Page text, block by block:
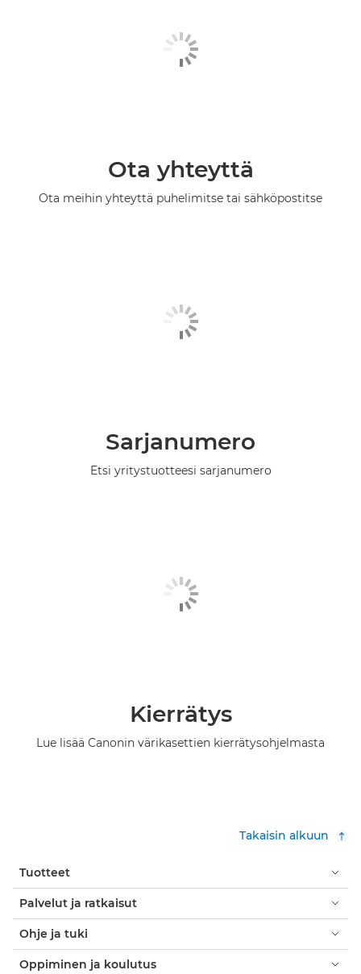
Ota yhteyttä
Ota meihin yhteyttä puhelimitse tai sähköpostitse
Sarjanumero
Etsi yritystuotteesi sarjanumero
Kierrätys
Lue lisää Canonin värikasettien kierrätysohjelmasta
Takaisin alkuun
Tuotteet
Palvelut ja ratkaisut
Ohje ja tuki
Oppiminen ja koulutus